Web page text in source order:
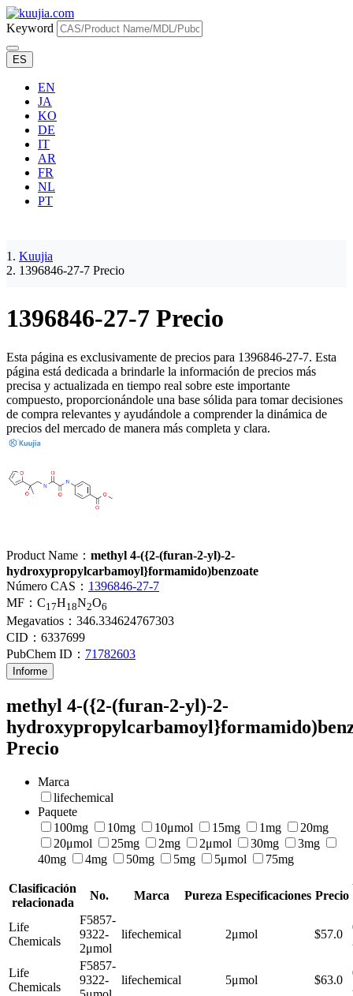
Keyword
ES
EN
JA
KO
DE
IT
AR
FR
NL
PT
Kuujia
1396846-27-7 Precio
1396846-27-7 Precio
Esta página es exclusivamente de precios para 1396846-27-7. Esta
página está dedicada a brindarle la información de precios más
precisa y actualizada en tiempo real sobre este importante
compuesto, proporcionándole una base sólida para tomar decisiones
de compra relevantes y ayudándole a comprender la dinámica de
precios del mercado de manera más completa y clara.
Product Name： methyl 4-({2-(furan-2-yl)-2-
hydroxypropylcarbamoyl}formamido)benzoate
Número CAS： 1396846-27-7
MF： C17H18N2O6
Megavatios： 346.334624767303
CID： 6337699
PubChem ID： 71782603
Informe
methyl 4-({2-(furan-2-yl)-2-
Precio
Marca
lifechemical
Paquete
100mg
10mg 10μmol 15mg 1mg
20mg
20μmol
25mg 2mg 2μmol 30mg
3mg
40mg
4mg 50mg 5mg 5μmol 75mg
Clasificación
relacionada
No. Marca Pureza Especificaciones Precio
Life
Chemicals
F5857-
9322-
2μmol
lifechemical 2μmol $57.0
Life
Chemicals
F5857-
9322-
lifechemical 5μmol $63.0